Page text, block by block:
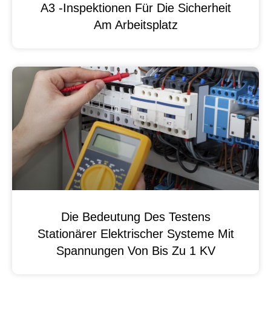
A3 -Inspektionen Für Die Sicherheit
Am Arbeitsplatz
Die Bedeutung Des Testens
Stationärer Elektrischer Systeme Mit
Spannungen Von Bis Zu 1 KV